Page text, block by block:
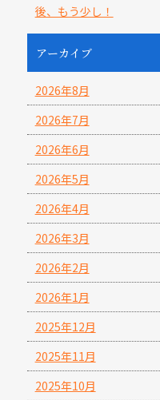
後、もう少し！
アーカイブ
2026年8月
2026年7月
2026年6月
2026年5月
2026年4月
2026年3月
2026年2月
2026年1月
2025年12月
2025年11月
2025年10月